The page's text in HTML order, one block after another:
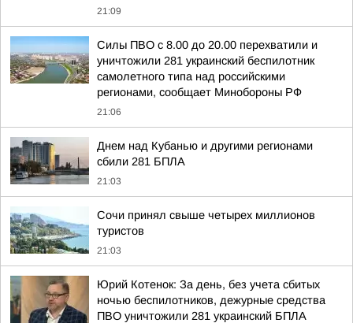
21:09
Силы ПВО с 8.00 до 20.00 перехватили и
уничтожили 281 украинский беспилотник
самолетного типа над российскими
регионами, сообщает Минобороны РФ
21:06
Днем над Кубанью и другими регионами
сбили 281 БПЛА
21:03
Сочи принял свыше четырех миллионов
туристов
21:03
Юрий Котенок: За день, без учета сбитых
ночью беспилотников, дежурные средства
ПВО уничтожили 281 украинский БПЛА